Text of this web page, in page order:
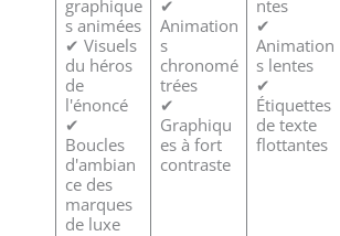
graphique
s animées
✔ Visuels
du héros
de
l'énoncé
✔
Boucles
d'ambian
ce des
marques
de luxe
✔
Animation
s
chronomé
trées
✔
Graphiqu
es à fort
contraste
ntes
✔
Animation
s lentes
✔
Étiquettes
de texte
flottantes